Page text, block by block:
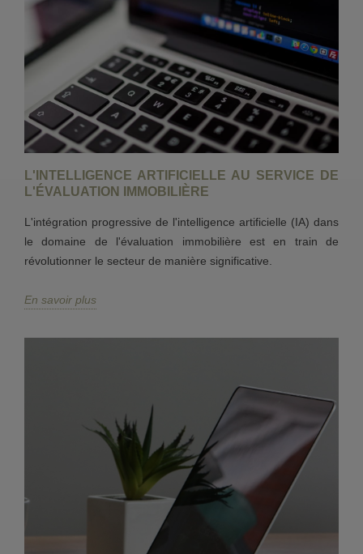
L'INTELLIGENCE ARTIFICIELLE AU SERVICE DE
L'ÉVALUATION IMMOBILIÈRE
L'intégration progressive de l'intelligence artificielle (IA) dans
le domaine de l'évaluation immobilière est en train de
révolutionner le secteur de manière significative.
En savoir plus